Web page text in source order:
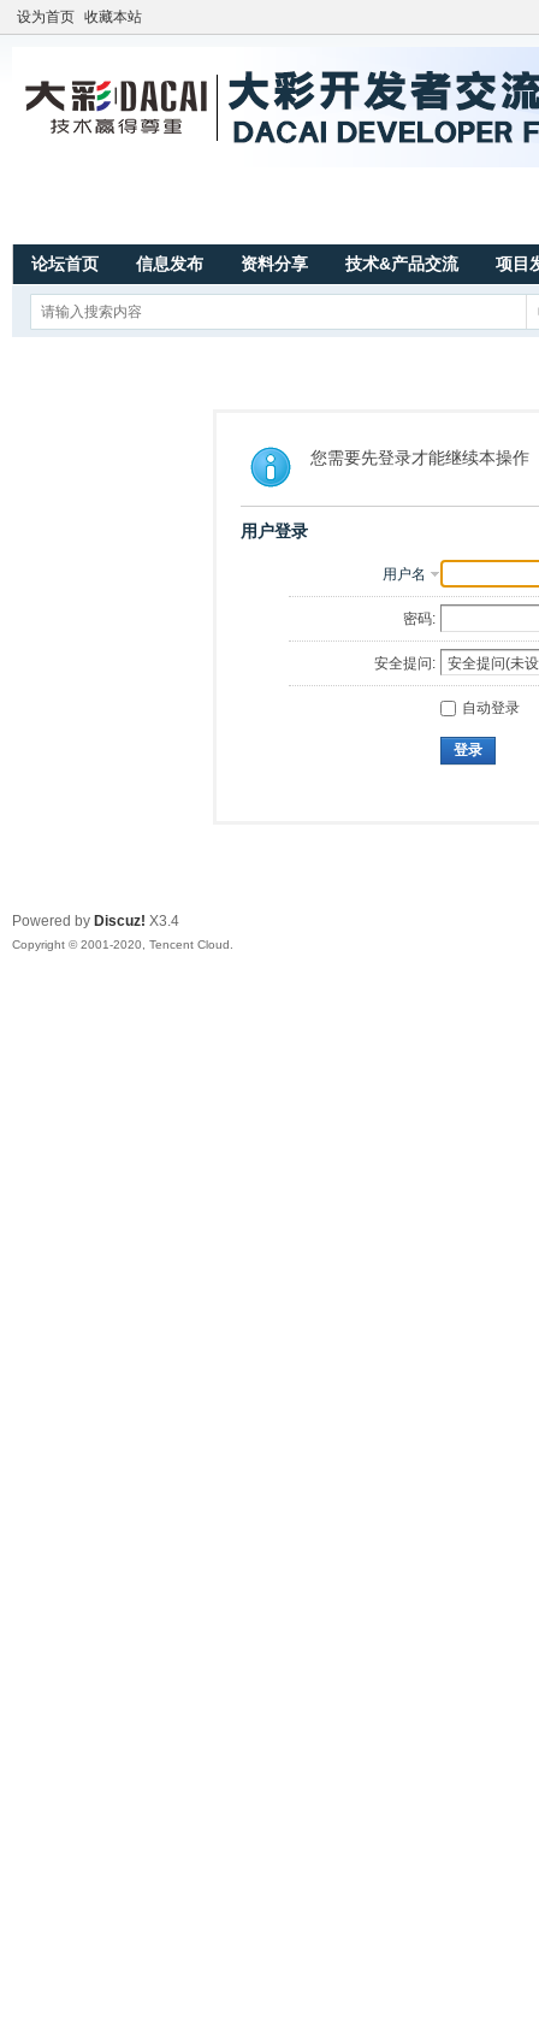
设为首页 收藏本站
论坛首页 信息发布 资料分享 技术&产品交流 项目
您需要先登录才能继续本操作
用户登录
用户名
密码:
安全提问:
自动登录
登录
Powered by Discuz! X3.4
Copyright © 2001-2020, Tencent Cloud.